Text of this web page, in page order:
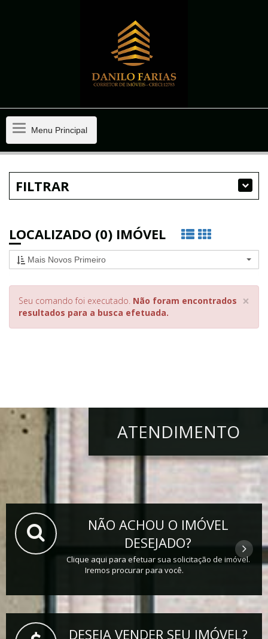
MenuMenu Principal
FILTRAR
LOCALIZADO (0) IMÓVEL
Mais Novos Primeiro
×
Seu comando foi executado. Não foram encontrados
resultados para a busca efetuada.
ATENDIMENTO
NÃO ACHOU O IMÓVEL
DESEJADO?
Clique aqui para efetuar sua solicitação de imóvel.
Iremos procurar para você.
DESEJA VENDER SEU IMÓVEL?